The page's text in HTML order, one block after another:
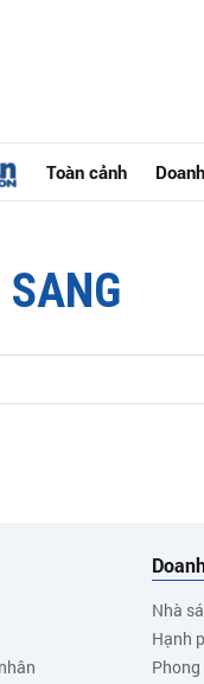
Toàn cảnh
Nhà
Hạnh